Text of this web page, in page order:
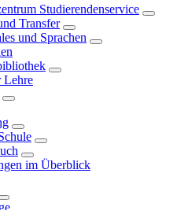
Studierendenservice
Transfer
und Sprachen
Lehre
im Überblick